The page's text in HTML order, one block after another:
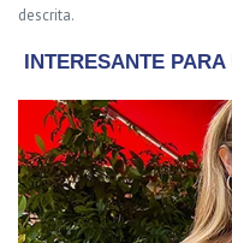
descrita.